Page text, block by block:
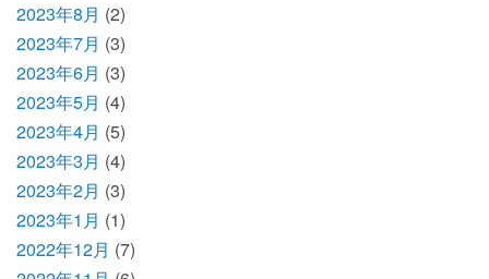
2023年8月 (2)
2023年7月 (3)
2023年6月 (3)
2023年5月 (4)
2023年4月 (5)
2023年3月 (4)
2023年2月 (3)
2023年1月 (1)
2022年12月 (7)